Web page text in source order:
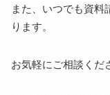
また、いつでも資料
ります。
お気軽にご相談くだ